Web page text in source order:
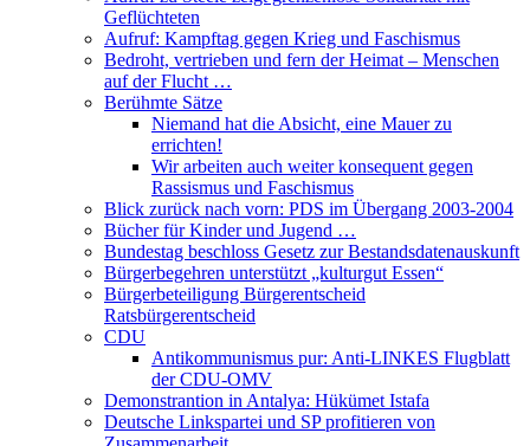
Geflüchteten
Aufruf: Kampftag gegen Krieg und Faschismus
Bedroht, vertrieben und fern der Heimat – Menschen
auf der Flucht …
Berühmte Sätze
Niemand hat die Absicht, eine Mauer zu
errichten!
Wir arbeiten auch weiter konsequent gegen
Rassismus und Faschismus
Blick zurück nach vorn: PDS im Übergang 2003-2004
Bücher für Kinder und Jugend …
Bundestag beschloss Gesetz zur Bestandsdatenauskunft
Bürgerbegehren unterstützt „kulturgut Essen“
Bürgerbeteiligung Bürgerentscheid
Ratsbürgerentscheid
CDU
Antikommunismus pur: Anti-LINKES Flugblatt
der CDU-OMV
Demonstrantion in Antalya: Hükümet Istafa
Deutsche Linkspartei und SP profitieren von